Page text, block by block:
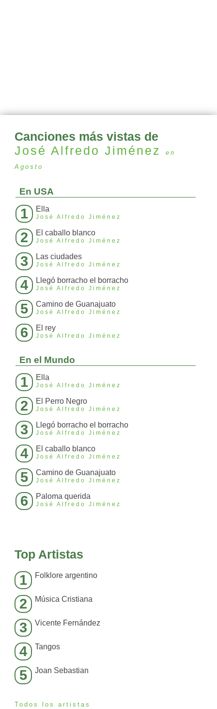
Canciones más vistas de
José Alfredo Jiménez
en
Agosto
En USA
1 Ella
José Alfredo Jiménez
2 El caballo blanco
José Alfredo Jiménez
3 Las ciudades
José Alfredo Jiménez
4 Llegó borracho el borracho
José Alfredo Jiménez
5 Camino de Guanajuato
José Alfredo Jiménez
6 El rey
José Alfredo Jiménez
En el Mundo
1 Ella
José Alfredo Jiménez
2 El Perro Negro
José Alfredo Jiménez
3 Llegó borracho el borracho
José Alfredo Jiménez
4 El caballo blanco
José Alfredo Jiménez
5 Camino de Guanajuato
José Alfredo Jiménez
6 Paloma querida
José Alfredo Jiménez
Top Artistas
1 Folklore argentino
2 Música Cristiana
3 Vicente Fernández
4 Tangos
5 Joan Sebastian
Todos los artistas